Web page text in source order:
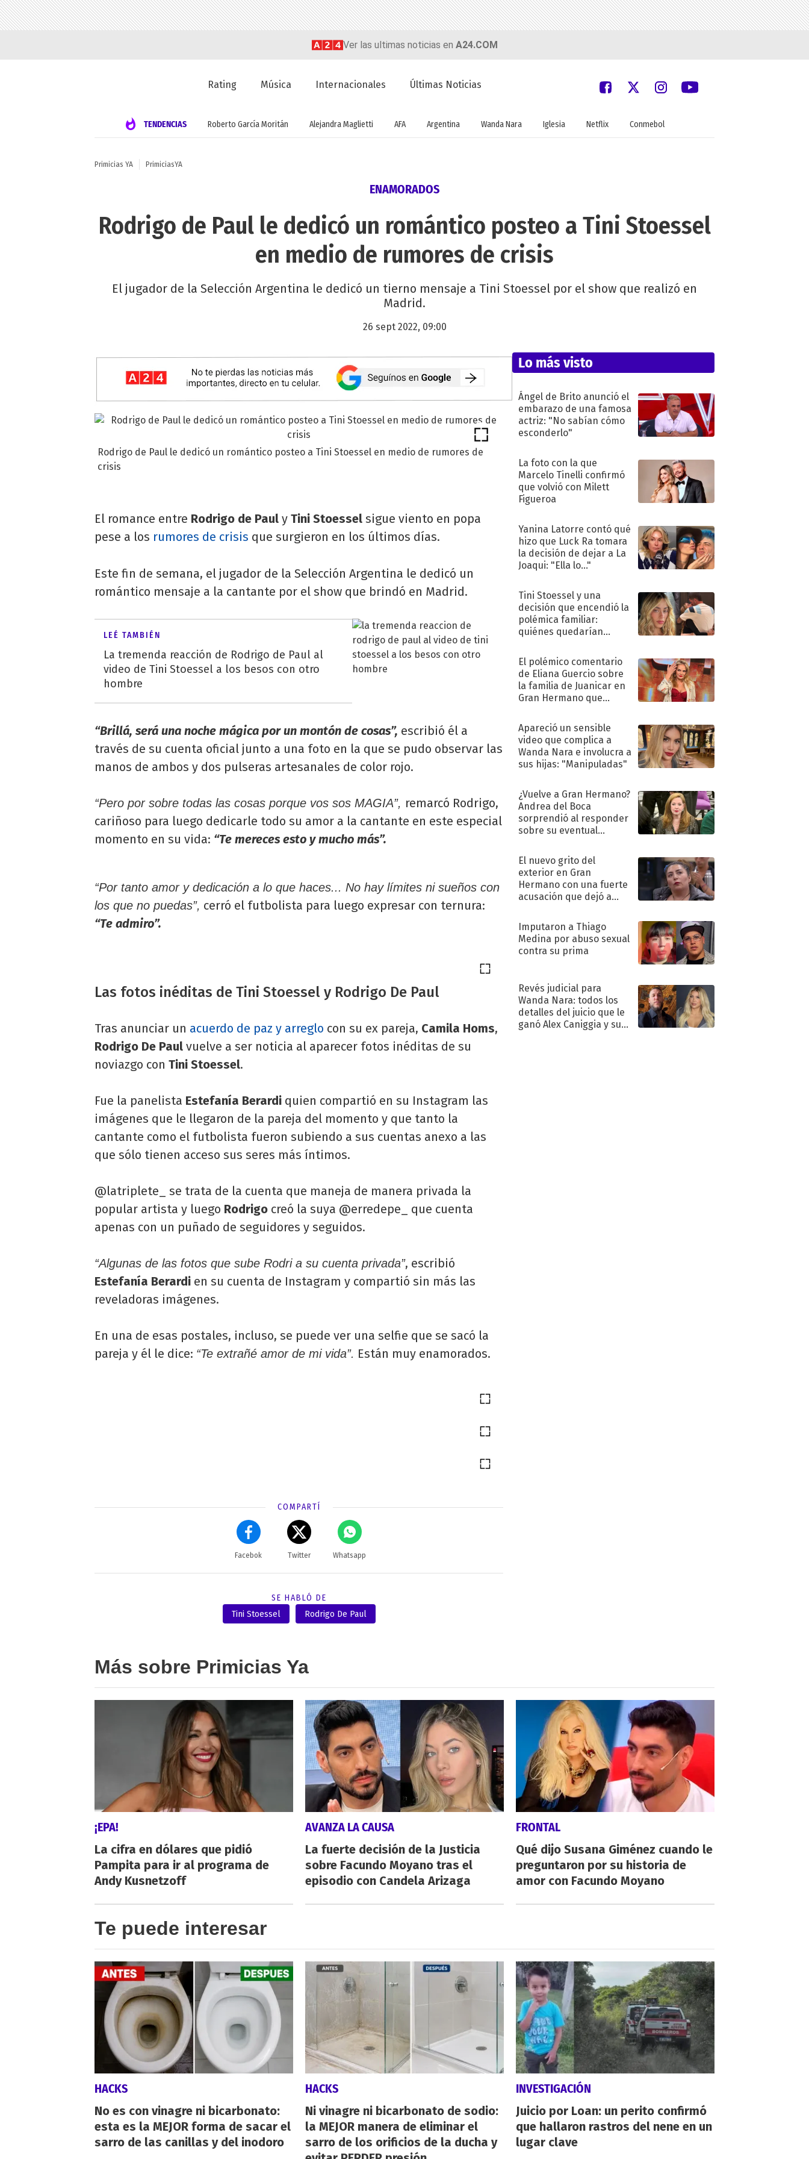
Ver las ultimas noticias en A24.COM
Rating Música Internacionales Últimas Noticias
TENDENCIAS Roberto García Moritán Alejandra Maglietti AFA Argentina Wanda Nara Iglesia Netflix Conmebol
Primicias YA PrimiciasYA
ENAMORADOS
Rodrigo de Paul le dedicó un romántico posteo a Tini Stoessel
en medio de rumores de crisis
El jugador de la Selección Argentina le dedicó un tierno mensaje a Tini Stoessel por el show que realizó en
Madrid.
26 sept 2022, 09:00
Rodrigo de Paul le dedicó un romántico posteo a Tini Stoessel en medio de rumores de
crisis
El romance entre Rodrigo de Paul y Tini Stoessel sigue viento en popa
pese a los rumores de crisis que surgieron en los últimos días.
Este fin de semana, el jugador de la Selección Argentina le dedicó un
romántico mensaje a la cantante por el show que brindó en Madrid.
LEÉ TAMBIÉN
La tremenda reacción de Rodrigo de Paul al
video de Tini Stoessel a los besos con otro
hombre
“Brillá, será una noche mágica por un montón de cosas”, escribió él a
través de su cuenta oficial junto a una foto en la que se pudo observar las
manos de ambos y dos pulseras artesanales de color rojo.
“Pero por sobre todas las cosas porque vos sos MAGIA”, remarcó Rodrigo,
cariñoso para luego dedicarle todo su amor a la cantante en este especial
momento en su vida: “Te mereces esto y mucho más”.
“Por tanto amor y dedicación a lo que haces... No hay límites ni sueños con
los que no puedas”, cerró el futbolista para luego expresar con ternura:
“Te admiro”.
Las fotos inéditas de Tini Stoessel y Rodrigo De Paul
Tras anunciar un acuerdo de paz y arreglo con su ex pareja, Camila Homs,
Rodrigo De Paul vuelve a ser noticia al aparecer fotos inéditas de su
noviazgo con Tini Stoessel.
Fue la panelista Estefanía Berardi quien compartió en su Instagram las
imágenes que le llegaron de la pareja del momento y que tanto la
cantante como el futbolista fueron subiendo a sus cuentas anexo a las
que sólo tienen acceso sus seres más íntimos.
@latriplete_ se trata de la cuenta que maneja de manera privada la
popular artista y luego Rodrigo creó la suya @erredepe_ que cuenta
apenas con un puñado de seguidores y seguidos.
“Algunas de las fotos que sube Rodri a su cuenta privada”, escribió
Estefanía Berardi en su cuenta de Instagram y compartió sin más las
reveladoras imágenes.
En una de esas postales, incluso, se puede ver una selfie que se sacó la
pareja y él le dice: “Te extrañé amor de mi vida”. Están muy enamorados.
COMPARTÍ
Facebok Twitter Whatsapp
SE HABLÓ DE
Tini Stoessel
Rodrigo De Paul
Lo más visto
Ángel de Brito anunció el
embarazo de una famosa
actriz: "No sabían cómo
esconderlo"
La foto con la que
Marcelo Tinelli confirmó
que volvió con Milett
Figueroa
Yanina Latorre contó qué
hizo que Luck Ra tomara
la decisión de dejar a La
Joaqui: "Ella lo..."
Tini Stoessel y una
decisión que encendió la
polémica familiar:
quiénes quedarían
El polémico comentario
de Eliana Guercio sobre
la familia de Juanicar en
Gran Hermano que
Apareció un sensible
video que complica a
Wanda Nara e involucra a
sus hijas: "Manipuladas"
¿Vuelve a Gran Hermano?
Andrea del Boca
sorprendió al responder
sobre su eventual
El nuevo grito del
exterior en Gran
Hermano con una fuerte
acusación que dejó a
"Traidora"
Imputaron a Thiago
Medina por abuso sexual
contra su prima
Revés judicial para
Wanda Nara: todos los
detalles del juicio que le
ganó Alex Caniggia y sus
Más sobre Primicias Ya
¡EPA!
La cifra en dólares que pidió
Pampita para ir al programa de
Andy Kusnetzoff
AVANZA LA CAUSA
La fuerte decisión de la Justicia
sobre Facundo Moyano tras el
episodio con Candela Arizaga
FRONTAL
Qué dijo Susana Giménez cuando le
preguntaron por su historia de
amor con Facundo Moyano
Te puede interesar
HACKS
No es con vinagre ni bicarbonato:
esta es la MEJOR forma de sacar el
sarro de las canillas y del inodoro
HACKS
Ni vinagre ni bicarbonato de sodio:
la MEJOR manera de eliminar el
sarro de los orificios de la ducha y
INVESTIGACIÓN
Juicio por Loan: un perito confirmó
que hallaron rastros del nene en un
lugar clave